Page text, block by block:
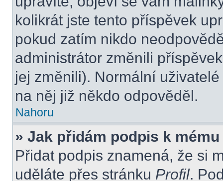
kolikrát jste tento příspěvek
pokud zatím nikdo
administrátor změnili
jej změnili). Normální
na něj již někdo odpověděl.
Nahoru
» Jak přidám podpis k
Přidat podpis znamená, že si
uděláte přes stránku Profil.